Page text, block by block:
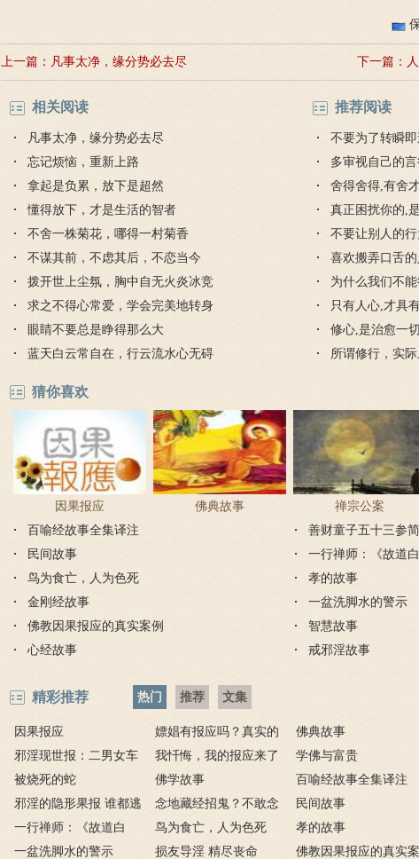
上一篇： 凡事太净，缘分势必去尽 下一篇：
相关阅读
凡事太净，缘分势必去尽
忘记烦恼，重新上路
拿起是负累，放下是超然
懂得放下，才是生活的智者
不舍一株菊花，哪得一村菊香
不谋其前，不虑其后，不恋当今
拨开世上尘氛，胸中自无火炎冰竞
求之不得心常爱，学会完美地转身
眼睛不要总是睁得那么大
蓝天白云常自在，行云流水心无碍
推荐阅读
不要为了转瞬
多审视自己的
舍得舍得,有舍
真正困扰你的,
不要让别人的
喜欢搬弄口舌
为什么我们不
只有人心,才具
修心,是治愈一
所谓修行，实
猜你喜欢
因果报应 佛典故事 禅宗公案
百喻经故事全集译注
善财童子五十三参
民间故事
一行禅师：《故道白
鸟为食亡，人为色死
孝的故事
金刚经故事
一盆洗脚水的警示
佛教因果报应的真实案例
智慧故事
心经故事
戒邪淫故事
精彩推荐 热门 推荐 文集
因果报应
嫖娼有报应吗？真实的
嫖娼报应
佛典故事
邪淫现世报：二男女车
上纵欲酿车祸被烧死
我忏悔，我的报应来了
－淫人妻者，妻淫人
学佛与富贵
被烧死的蛇 佛学故事 百喻经故事全集译注
邪淫的隐形果报 谁都逃
不掉
念地藏经招鬼？不敢念
地藏经的请进来
民间故事
一行禅师：《故道白
云》
鸟为食亡，人为色死 孝的故事
一盆洗脚水的警示
损友导淫 精尽丧命
佛教因果报应的真实案